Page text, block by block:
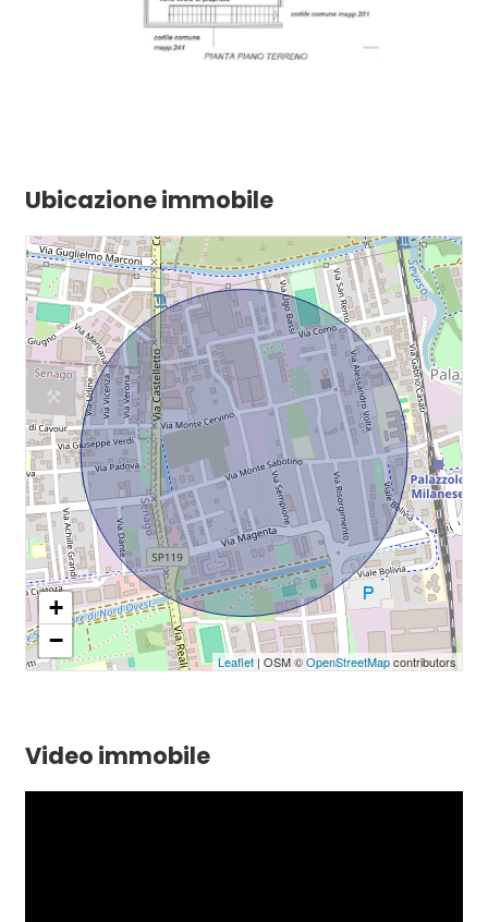
Ubicazione immobile
+
−
Leaflet| OSM ©OpenStreetMapcontributors
Video immobile